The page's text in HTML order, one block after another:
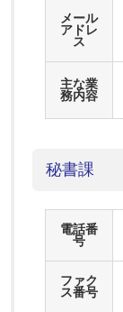
メール
アドレ
ス
主な業
務内容
秘書課
電話番
号
ファク
ス番号